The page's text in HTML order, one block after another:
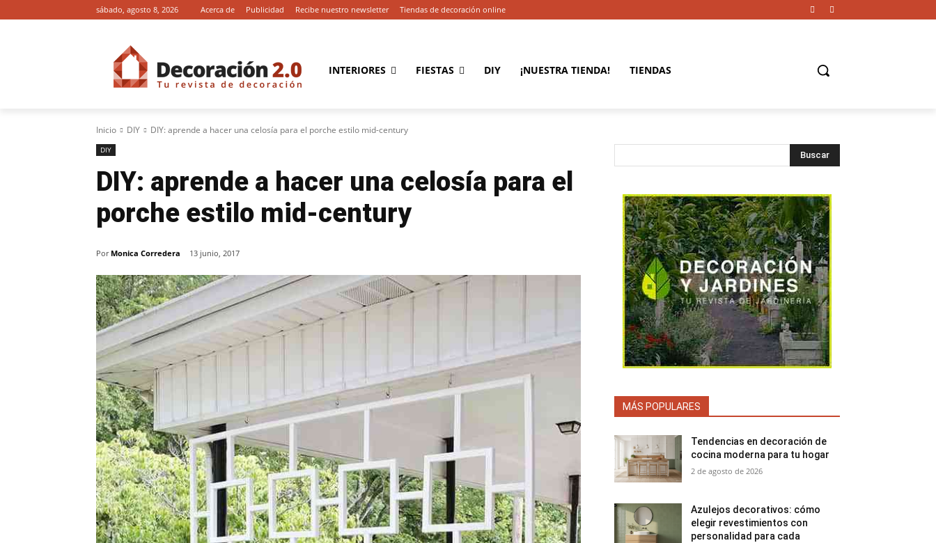
sábado, agosto 8, 2026 Acerca de Publicidad Recibe nuestro newsletter Tiendas de decoración online
INTERIORES FIESTAS DIY ¡NUESTRA TIENDA! TIENDAS
Inicio DIY DIY: aprende a hacer una celosía para el porche estilo mid-century
DIY
DIY: aprende a hacer una celosía para el
porche estilo mid-century
Por Monica Corredera 13 junio, 2017
Buscar
MÁS POPULARES
Tendencias en decoración de
cocina moderna para tu hogar
2 de agosto de 2026
Azulejos decorativos: cómo
elegir revestimientos con
personalidad para cada